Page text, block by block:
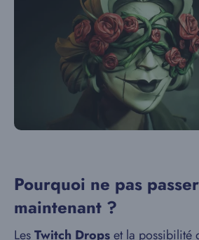
Pourquoi ne pas
maintenant ?
LesTwitch Dropset la possibilité